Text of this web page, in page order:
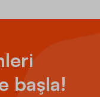
başla!